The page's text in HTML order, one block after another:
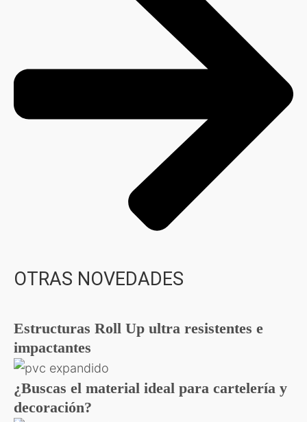
OTRAS NOVEDADES
Estructuras Roll Up ultra resistentes e
impactantes
¿Buscas el material ideal para cartelería y
decoración?